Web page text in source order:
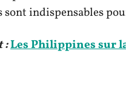
indispensables
:Les Philippines sur